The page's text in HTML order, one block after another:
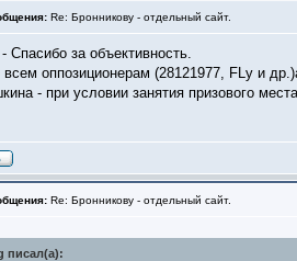
Re: Бронникову - отдельный сайт.
Cпасибо за объективность.
оппозиционерам (28121977, FLy и
- при условии занятия призового
Re: Бронникову - отдельный сайт.
писал(а):